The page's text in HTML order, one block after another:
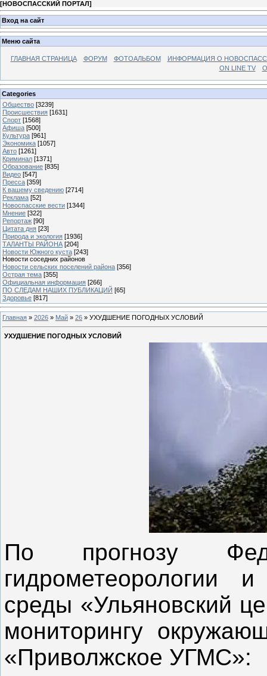
[НОВОСПАССКИЙ ПОРТАЛ]
Вход на сайт
Меню сайта
ГЛАВНАЯ СТРАНИЦА ФОРУМ ФОТОАЛЬБОМ
ИНФОРМАЦИЯ О
ON LINE TV
Categories
Общество [3239]
Происшествия [1631]
Спорт [1568]
Афиша [500]
Культура [961]
Экономика [1057]
Авто [1261]
Криминал [1371]
Образование [835]
Видео [547]
Пресса [359]
К вашему сведению [2714]
Реклама [52]
Новоспасские вести [1344]
Мнение [322]
Репортаж [90]
Цитата дня [23]
Природа и экология [1936]
ТАЛАНТЫ РАЙОНА [204]
Новости Южного куста [243]
Новости соседних районов
Новости сельских поселений района [356]
Острая тема [355]
Официальная информация [266]
ПО СЛЕДАМ НАШИХ ПУБЛИКАЦИЙ [65]
Здоровье [817]
Главная » 2026 » Май » 26 » УХУДШЕНИЕ ПОГОДНЫХ УСЛОВИЙ
УХУДШЕНИЕ ПОГОДНЫХ УСЛОВИЙ
По прогнозу
гидрометеорологии
среды «Ульяновский
мониторингу
«Приволжское УГМС»: